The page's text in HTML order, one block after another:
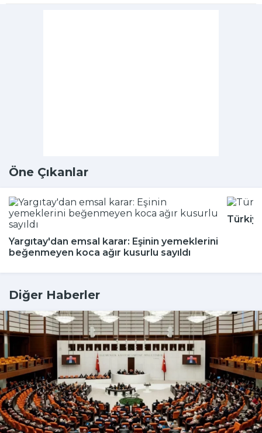
Öne Çıkanlar
Yargıtay'dan emsal karar: Eşinin yemeklerini
beğenmeyen koca ağır kusurlu sayıldı
Diğer Haberler